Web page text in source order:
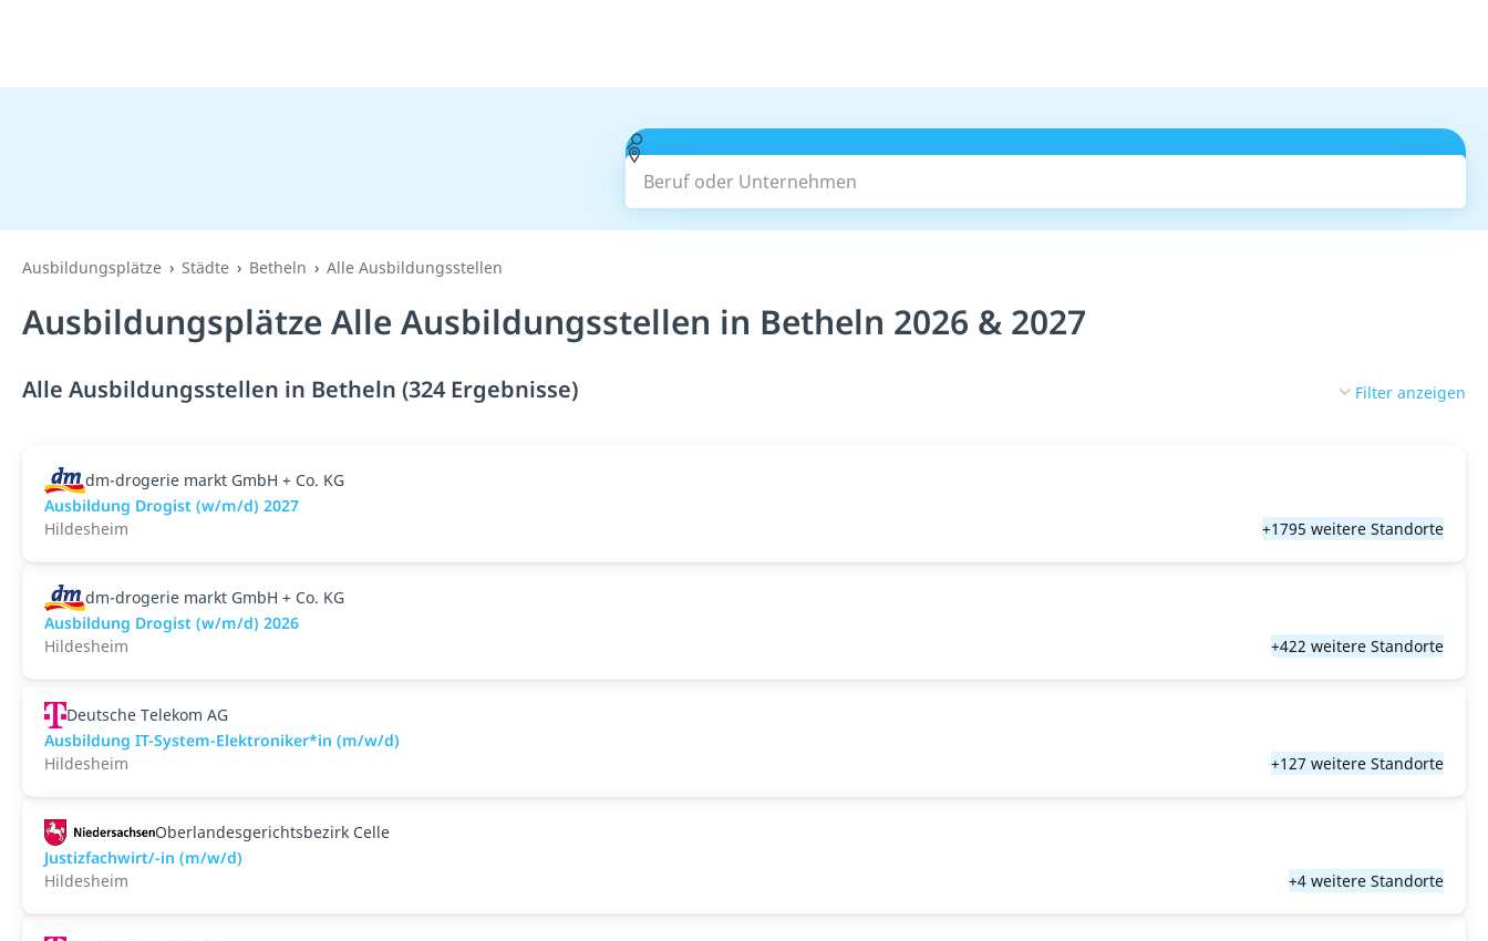
Beruf oder Unternehmen
Ausbildungsplätze Städte Betheln Alle Ausbildungsstellen
Ausbildungsplätze Alle Ausbildungsstellen in Betheln 2026 & 2027
Alle Ausbildungsstellen in Betheln (324 Ergebnisse) Filter anzeigen
dm-drogerie markt GmbH + Co. KG
Ausbildung Drogist (w/m/d) 2027
Hildesheim
+1795 weitere Standorte
dm-drogerie markt GmbH + Co. KG
Ausbildung Drogist (w/m/d) 2026
Hildesheim
+422 weitere Standorte
Deutsche Telekom AG
Ausbildung IT-System-Elektroniker*in (m/w/d)
Hildesheim
+127 weitere Standorte
Oberlandesgerichtsbezirk Celle
Justizfachwirt/-in (m/w/d)
Hildesheim
+4 weitere Standorte